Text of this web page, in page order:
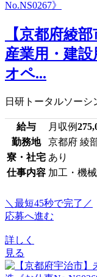
【京都府綾
産業用・建
オペ...
日研トータルソーシ
給与 月収例
勤務地
京都府 綾
寮・社宅 あり
仕事内容 加工・機
＼最短45秒で完了／
応募へ進む
詳しく
見る